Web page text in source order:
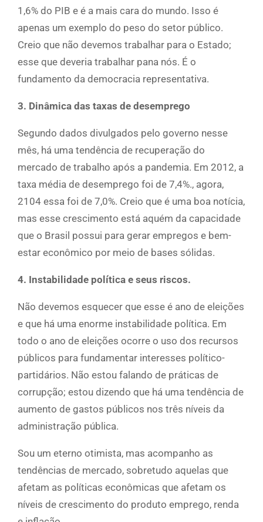
1,6% do PIB e é a mais cara do mundo. Isso é
apenas um exemplo do peso do setor público.
Creio que não devemos trabalhar para o Estado;
esse que deveria trabalhar pana nós. É o
fundamento da democracia representativa.
3. Dinâmica das taxas de desemprego
Segundo dados divulgados pelo governo nesse
mês, há uma tendência de recuperação do
mercado de trabalho após a pandemia. Em 2012, a
taxa média de desemprego foi de 7,4%., agora,
2104 essa foi de 7,0%. Creio que é uma boa notícia,
mas esse crescimento está aquém da capacidade
que o Brasil possui para gerar empregos e bem-
estar econômico por meio de bases sólidas.
4. Instabilidade política e seus riscos.
Não devemos esquecer que esse é ano de eleições
e que há uma enorme instabilidade política. Em
todo o ano de eleições ocorre o uso dos recursos
públicos para fundamentar interesses político-
partidários. Não estou falando de práticas de
corrupção; estou dizendo que há uma tendência de
aumento de gastos públicos nos três níveis da
administração pública.
Sou um eterno otimista, mas acompanho as
tendências de mercado, sobretudo aquelas que
afetam as políticas econômicas que afetam os
níveis de crescimento do produto emprego, renda